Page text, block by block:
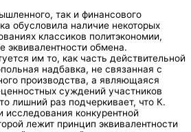
так и финансового
обусловила наличие некоторых
классиков политэкономии,
эквивалентности обмена.
им то, как часть действительной
надбавка, не связанная с
производства, а являющаяся
суждений участников
лишний раз подчеркивает, что К.
конкурентной
лежит принцип эквивалентности